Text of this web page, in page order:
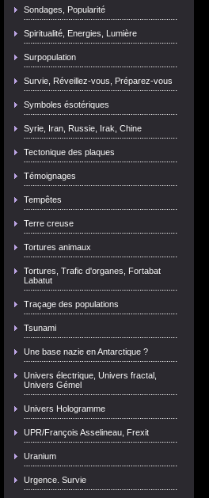
Sondages, Popularité
Spiritualité, Energies, Lumière
Surpopulation
Survie, Réveillez-vous, Préparez-vous
Symboles ésotériques
Syrie, Iran, Russie, Irak, Chine
Tectonique des plaques
Témoignages
Tempêtes
Terre creuse
Tortures animaux
Tortures, Trafic d'organes, Fortabat
Labatut
Traçage des populations
Tsunami
Une base nazie en Antarctique ?
Univers électrique, Univers fractal,
Univers Gémel
Univers Hologramme
UPR/François Asselineau, Frexit
Uranium
Urgence. Survie